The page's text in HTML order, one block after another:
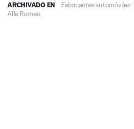
ARCHIVADO EN Fabricantes automóviles·
Alfa Romeo